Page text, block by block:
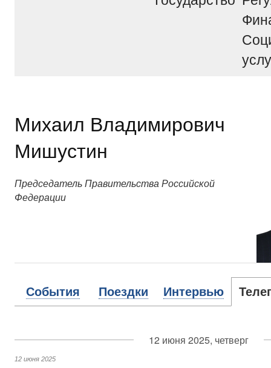
Михаил Владимирович
Мишустин
Председатель Правительства Российской
Федерации
События Поездки Интервью
12 июня 2025, четверг
12 июня 2025